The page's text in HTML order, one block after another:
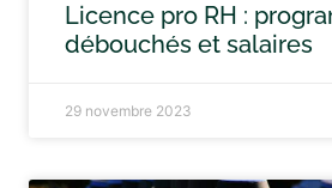
Licence pro RH :
débouchés et salaires
29 novembre 2023